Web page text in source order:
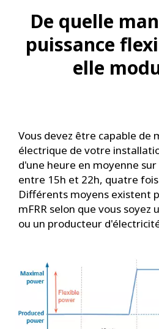
De quelle
puissance
elle
Vous devez être capable de
électrique de votre
d'une heure en moyenne
entre 15h et 22h, quatre
Différents moyens existent
mFRR selon que vous
ou un producteur